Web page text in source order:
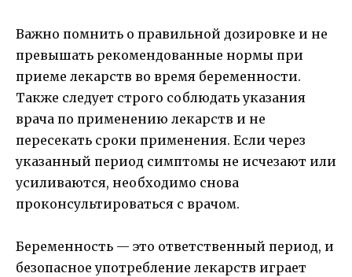
Важно помнить о правильной дозировке и не
превышать рекомендованные нормы при
приеме лекарств во время беременности.
Также следует строго соблюдать указания
врача по применению лекарств и не
пересекать сроки применения. Если через
указанный период симптомы не исчезают или
усиливаются, необходимо снова
проконсультироваться с врачом.
Беременность — это ответственный период, и
безопасное употребление лекарств играет